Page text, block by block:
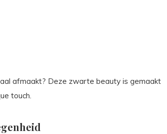
afmaakt? Deze zwarte beauty is gemaakt
touch.